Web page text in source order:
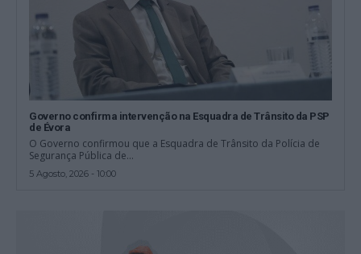
Governo confirma intervenção na Esquadra de Trânsito da PSP
de Évora
O Governo confirmou que a Esquadra de Trânsito da Polícia de
Segurança Pública de...
5 Agosto, 2026 - 10:00